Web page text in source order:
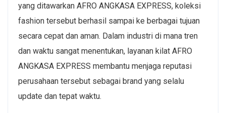
yang ditawarkan AFRO ANGKASA EXPRESS, koleksi
fashion tersebut berhasil sampai ke berbagai tujuan
secara cepat dan aman. Dalam industri di mana tren
dan waktu sangat menentukan, layanan kilat AFRO
ANGKASA EXPRESS membantu menjaga reputasi
perusahaan tersebut sebagai brand yang selalu
update dan tepat waktu.